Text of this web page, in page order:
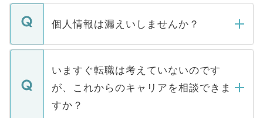
■応募殺到を避けるため 人気のある医療機
関を公にしてしまうと、応募が殺到する場
に、医療機関が求める条件に合った人材の
みを人材紹介会社に依頼するケースが増え
ています。
転職・入職を強要することは一切ありませ
ん。また、仮に応募先から内定をいただい
定を承諾する必要はありません。内定先へ
の辞退の連絡はキャリアパートナーが行い
個人情報は漏えいしませんか？
個人情報が漏えいすることはありませんの
で、ご安心ください。当サイトからの登録
などで収集したご登録者様の個人情報は、
ご本人のキャリアアップおよび転職活動の
支援を目的に使用いたします。お預かりし
いますぐ転職は考えていないのです
が、これからのキャリアを相談できま
すか？